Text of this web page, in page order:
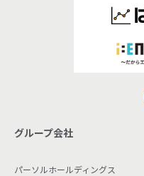
グループ会社
パーソルホールディングス